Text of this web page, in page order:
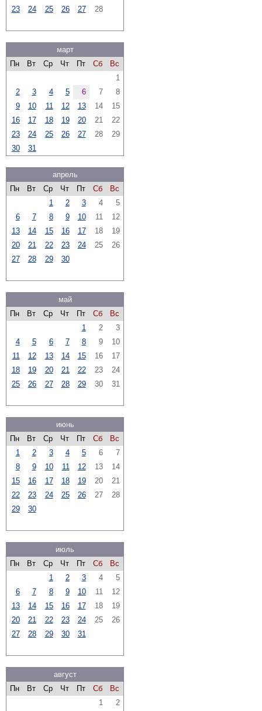
23 24 25 26 27 28
март
Пн
Вт Ср Чт Пт Сб
Вс
1
2
3 4 5 6 7
8
9
10 11 12 13 14
15
16
17 18 19 20 21
22
23
24 25 26 27 28
29
30
31
апрель
Пн
Вт Ср Чт Пт Сб
Вс
1
2 3 4
5
6
7 8 9 10 11
12
13
14 15 16 17 18
19
20
21 22 23 24 25
26
27
28 29 30
май
Пн
Вт Ср Чт Пт Сб
Вс
1
2
3
4
5 6 7 8 9
10
11
12 13 14 15 16
17
18
19 20 21 22 23
24
25
26 27 28 29 30 31
июнь
Пн
Вт Ср Чт Пт Сб
Вс
1
2 3 4 5 6
7
8
9 10 11 12 13
14
15
16 17 18 19 20
21
22
23 24 25 26 27
28
29
30
июль
Пн
Вт Ср Чт Пт Сб
Вс
1
2 3 4
5
6
7 8 9 10 11
12
13
14 15 16 17 18
19
20
21 22 23 24 25
26
27
28 29 30 31
август
Пн
Вт Ср Чт Пт Сб
Вс
1
2